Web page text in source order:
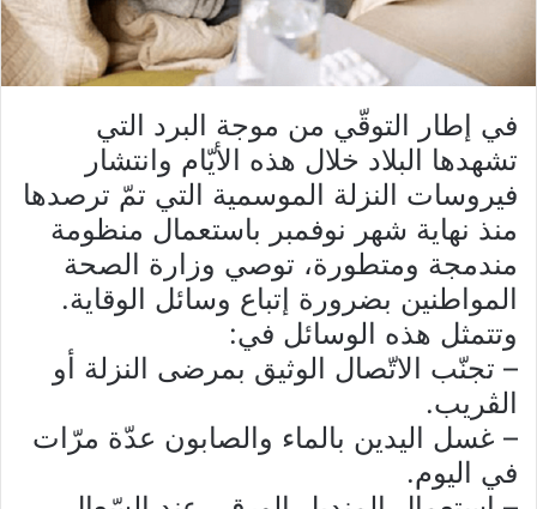
في إطار التوقّي من موجة البرد التي
تشهدها البلاد خلال هذه الأيّام وانتشار
فيروسات النزلة الموسمية التي تمّ ترصدها
منذ نهاية شهر نوفمبر باستعمال منظومة
مندمجة ومتطورة، توصي وزارة الصحة
المواطنين بضرورة إتباع وسائل الوقاية.
وتتمثل هذه الوسائل في:
– تجنّب الاتّصال الوثيق بمرضى النزلة أو
الڤريب.
– غسل اليدين بالماء والصابون عدّة مرّات
في اليوم.